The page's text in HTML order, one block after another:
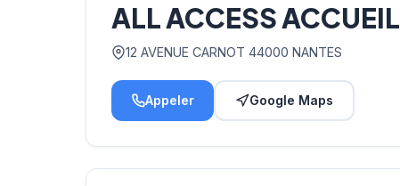
ALL ACCESS ACCUEIL
12 AVENUE CARNOT 44000 NANTES
Appeler Google Maps